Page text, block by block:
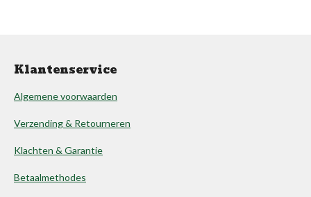
Klantenservice
Algemene voorwaarden
Verzending & Retourneren
Klachten & Garantie
Betaalmethodes